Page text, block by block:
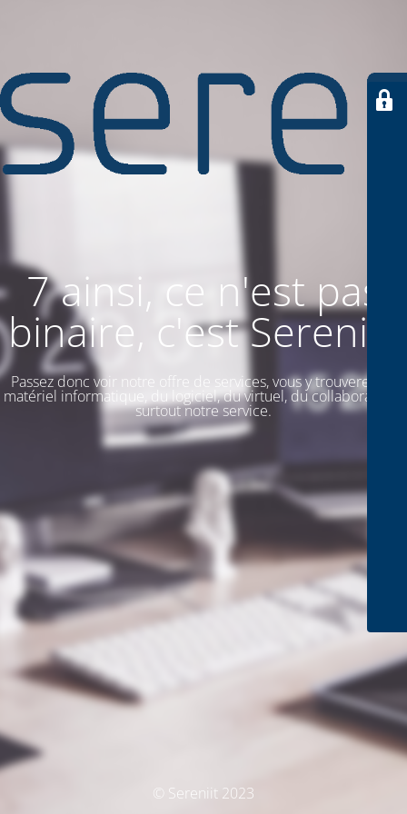
7 ainsi, ce n'est pas
binaire, c'est SereniiT
Passez donc voir notre offre de services, vous y trouverez du
matériel informatique, du logiciel, du virtuel, du collaboratif. Et
surtout notre service.
© Sereniit 2023